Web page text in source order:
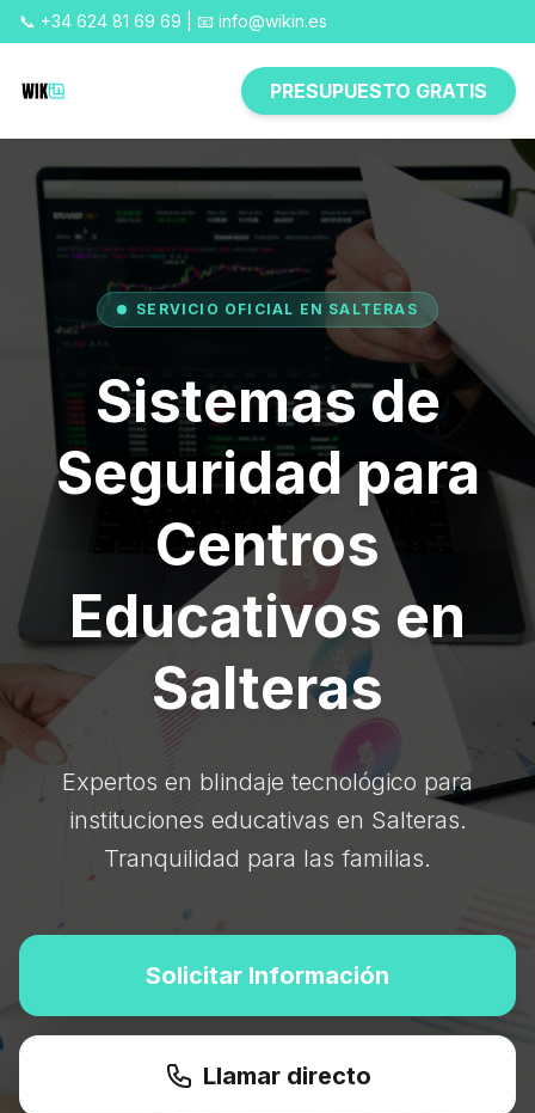
📞 +34 624 81 69 69 | 📧 info@wikin.es
PRESUPUESTO GRATIS
SERVICIO OFICIAL EN SALTERAS
Sistemas de
Seguridad para
Centros
Educativos en
Salteras
Expertos en blindaje tecnológico para
instituciones educativas en Salteras.
Tranquilidad para las familias.
Solicitar Información
Llamar directo